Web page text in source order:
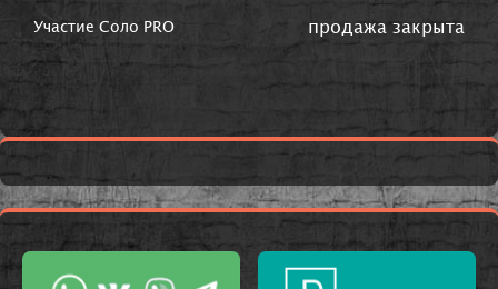
Участие Соло PRO продажа закрыта